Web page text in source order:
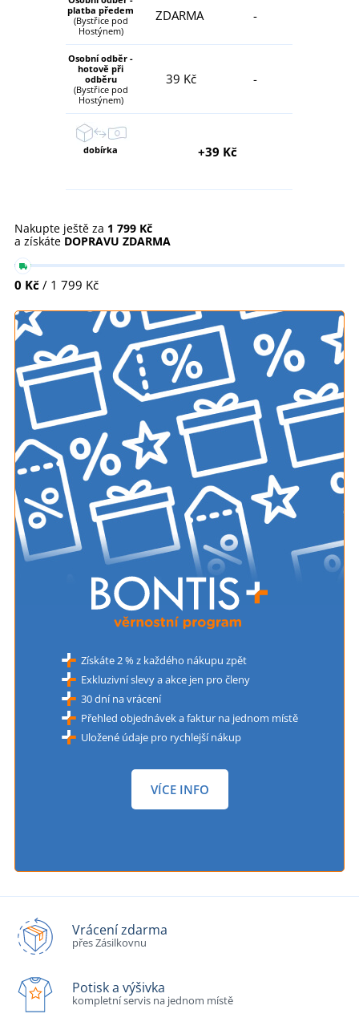
platba předem
(Bystřice pod
Hostýnem)
ZDARMA -
Osobní odběr -
hotově při
odběru
(Bystřice pod
Hostýnem)
39 Kč -
dobírka +39 Kč
Nakupte ještě za 1 799 Kč
a získáte DOPRAVU ZDARMA
0 Kč / 1 799 Kč
Získáte 2 % z každého nákupu zpět
Exkluzivní slevy a akce jen pro členy
30 dní na vrácení
Přehled objednávek a faktur na jednom místě
Uložené údaje pro rychlejší nákup
VÍCE INFO
Vrácení zdarma
přes Zásilkovnu
Potisk a výšivka
kompletní servis na jednom místě